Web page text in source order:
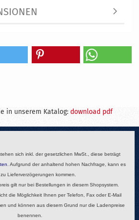
in unserem Katalog: download pdf
sich inkl. der gesetzlichen MwSt., diese beträgt
. Aufgrund der anhaltend hohen Nachfrage, kann es
Lieferverzögerungen kommen.
gilt nur bei Bestellungen in diesem Shopsystem.
die Möglichkeit Ihnen per Telefon, Fax oder E-Mail
und können aus diesem Grund nur die Ladenpreise
benennen.